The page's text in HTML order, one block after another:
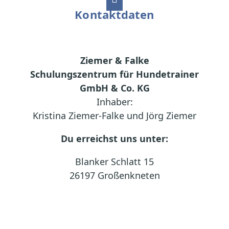
Kontaktdaten
Ziemer & Falke
Schulungszentrum für Hundetrainer
GmbH & Co. KG
Inhaber:
Kristina Ziemer-Falke und Jörg Ziemer
Du erreichst uns unter:
Blanker Schlatt 15
26197 Großenkneten